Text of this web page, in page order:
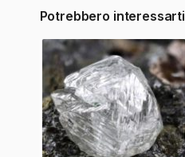
Potrebbero interessarti